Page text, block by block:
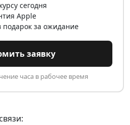
сегодня
Apple
за ожидание
заявку
часа в рабочее время